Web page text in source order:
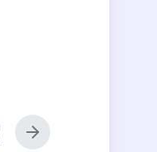
Nächster